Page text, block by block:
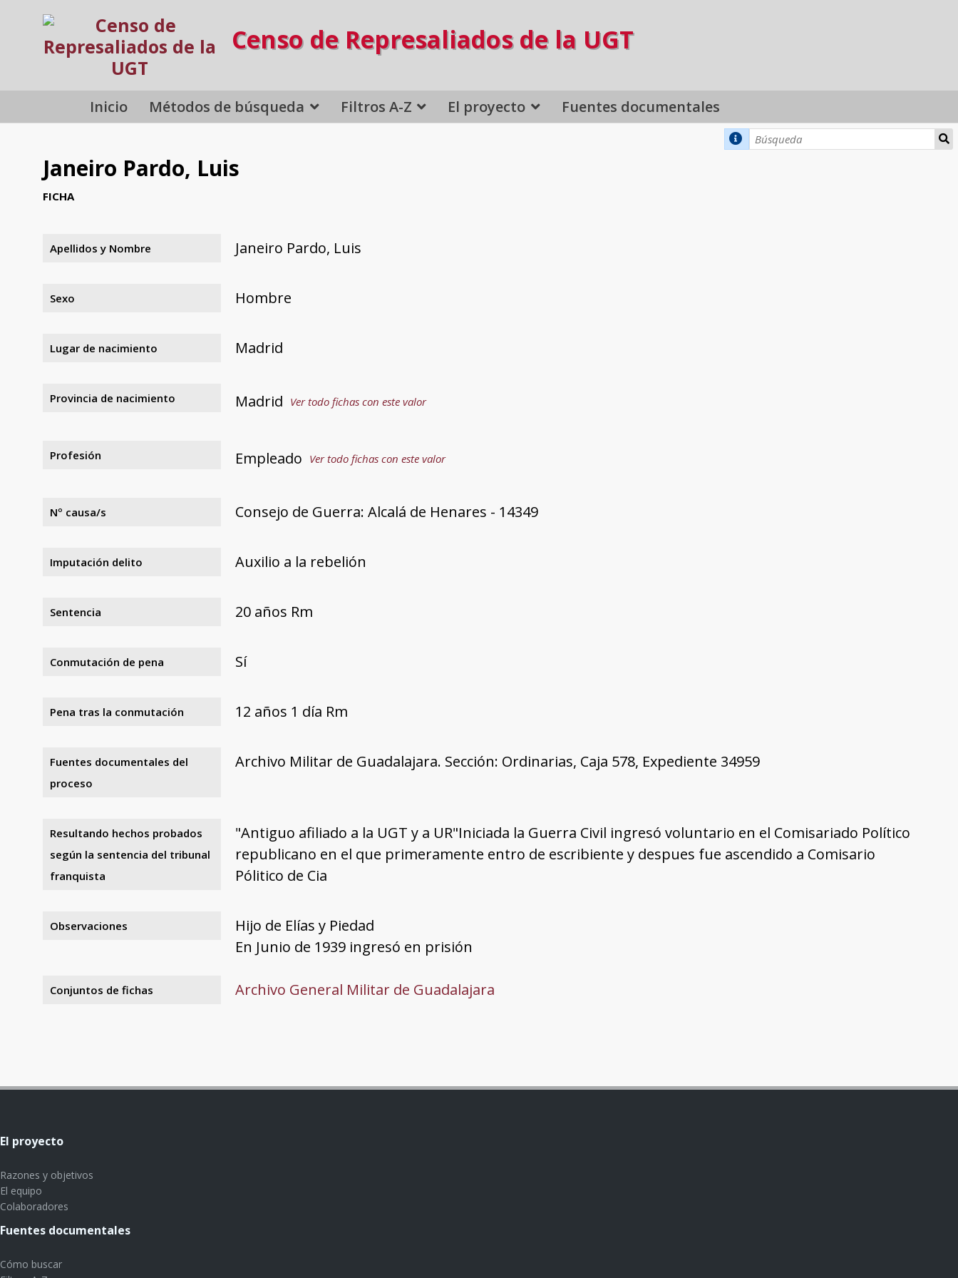
Censo de Represaliados de la UGT
Inicio Métodos de búsqueda Filtros A-Z El proyecto Fuentes documentales
Janeiro Pardo, Luis
FICHA
Apellidos y Nombre Janeiro Pardo, Luis
Sexo Hombre
Lugar de nacimiento Madrid
Provincia de nacimiento Madrid Ver todo fichas con este valor
Profesión Empleado Ver todo fichas con este valor
Nº causa/s Consejo de Guerra: Alcalá de Henares - 14349
Imputación delito Auxilio a la rebelión
Sentencia 20 años Rm
Conmutación de pena Sí
Pena tras la conmutación 12 años 1 día Rm
Fuentes documentales del
proceso
Archivo Militar de Guadalajara. Sección: Ordinarias, Caja 578, Expediente 34959
Resultando hechos probados
según la sentencia del tribunal
franquista
"Antiguo afiliado a la UGT y a UR"Iniciada la Guerra Civil ingresó voluntario en el Comisariado Político
republicano en el que primeramente entro de escribiente y despues fue ascendido a Comisario
Pólitico de Cia
Observaciones
Hijo de Elías y Piedad
En Junio de 1939 ingresó en prisión
Conjuntos de fichas Archivo General Militar de Guadalajara
El proyecto
Razones y objetivos
El equipo
Colaboradores
Fuentes documentales
Cómo buscar